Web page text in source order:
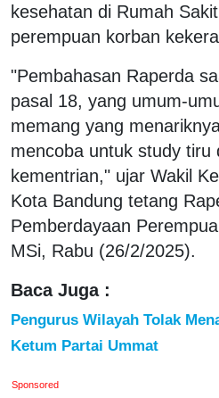
kesehatan di Rumah
perempuan korban
"Pembahasan Raperda
pasal 18, yang umum-
memang yang
mencoba untuk study tiru
kementrian," ujar Wakil
Kota Bandung tetang
Pemberdayaan
MSi, Rabu (26/2/2025).
Baca Juga :
Pengurus Wilayah Tolak
Ketum Partai Ummat
Sponsored